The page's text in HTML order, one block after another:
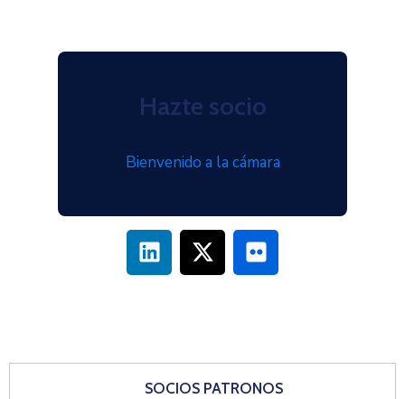
Hazte socio
Bienvenido a la cámara
SOCIOS PATRONOS